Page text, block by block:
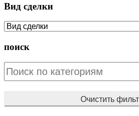
Вид сделки
поиск
Очистить